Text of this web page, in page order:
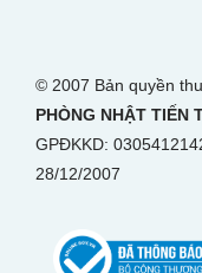
© 2007 Bản quyền
PHÒNG NHẬT TIẾN
GPĐKKD:
28/12/2007